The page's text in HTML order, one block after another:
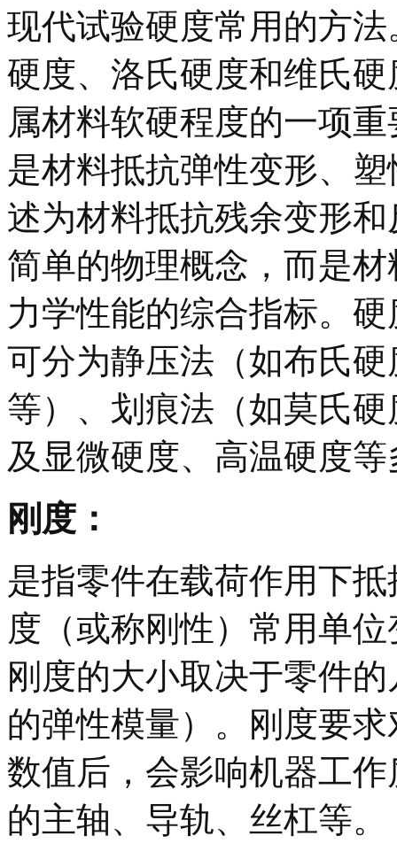
现代试验硬度常用的方
硬度、洛氏硬度和维氏
属材料软硬程度的一项
是材料抵抗弹性变形、
述为材料抵抗残余变形
简单的物理概念，而是
力学性能的综合指标。
可分为静压法（如布氏
等）、划痕法（如莫氏
及显微硬度、高温硬度
刚度：
是指零件在载荷作用下
度（或称刚性）常用单
刚度的大小取决于零件
的弹性模量）。刚度要
数值后，会影响机器工
的主轴、导轨、丝杠等。